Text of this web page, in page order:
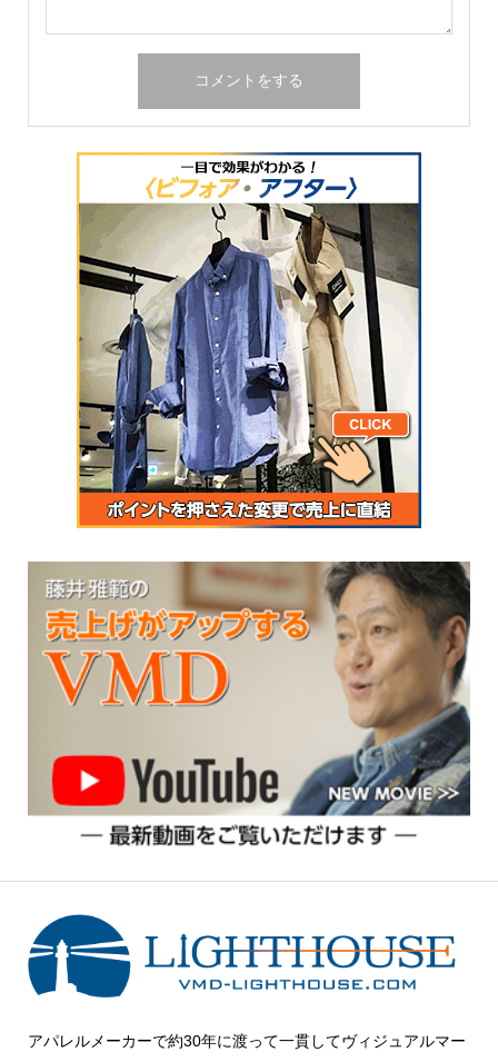
アパレルメーカーで約30年に渡って一貫してヴィジュアルマー